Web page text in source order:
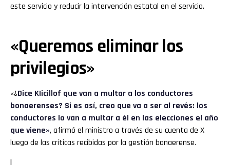
este servicio y reducir la intervención estatal en el servicio.
«Queremos eliminar los
privilegios»
«¿Dice KIicillof que van a multar a los conductores
bonaerenses? Si es así, creo que va a ser al revés: los
conductores lo van a multar a él en las elecciones el año
que viene», afirmó el ministro a través de su cuenta de X
luego de las críticas recibidas por la gestión bonaerense.